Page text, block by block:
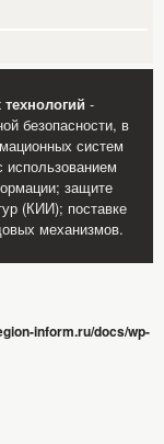
-
безопасности, в
систем
защите
(КИИ); поставке
механизмов.
inform.ru/docs/wp-